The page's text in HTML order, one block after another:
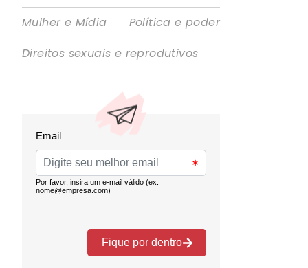
Mulher e Mídia
|
Política e poder
Direitos sexuais e reprodutivos